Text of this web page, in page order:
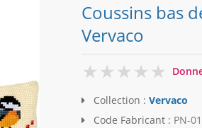
Coussins bas
Vervaco
0
Collection : Vervaco
Code Fabricant : PN-